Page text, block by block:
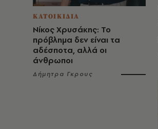
ΚΑΤΟΙΚΙΔΙΑ
Νίκος Χρυσάκης: Το
πρόβλημα δεν είναι τα
αδέσποτα, αλλά οι
άνθρωποι
Δήμητρα Γκρους